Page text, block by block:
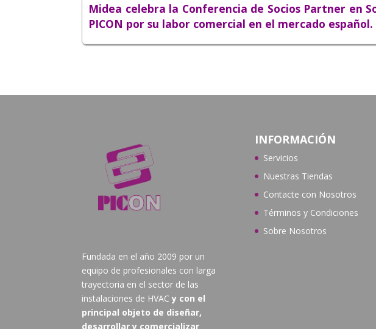
Midea celebra la Conferencia de Socios Partner en
PICON por su labor comercial en el mercado español.
Fundada en el año 2009 por un
equipo de profesionales con larga
trayectoria en el sector de las
instalaciones de HVAC y con el
principal objeto de diseñar,
desarrollar y comercializar
INFORMACIÓN
Servicios
Nuestras Tiendas
Contacte con Nosotros
Términos y Condiciones
Sobre Nosotros